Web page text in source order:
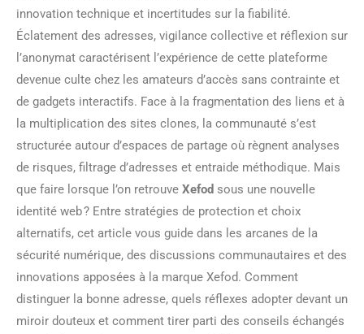
innovation technique et incertitudes sur la fiabilité.
Éclatement des adresses, vigilance collective et réflexion sur
l’anonymat caractérisent l’expérience de cette plateforme
devenue culte chez les amateurs d’accès sans contrainte et
de gadgets interactifs. Face à la fragmentation des liens et à
la multiplication des sites clones, la communauté s’est
structurée autour d’espaces de partage où règnent analyses
de risques, filtrage d’adresses et entraide méthodique. Mais
que faire lorsque l’on retrouve Xefod sous une nouvelle
identité web ? Entre stratégies de protection et choix
alternatifs, cet article vous guide dans les arcanes de la
sécurité numérique, des discussions communautaires et des
innovations apposées à la marque Xefod. Comment
distinguer la bonne adresse, quels réflexes adopter devant un
miroir douteux et comment tirer parti des conseils échangés